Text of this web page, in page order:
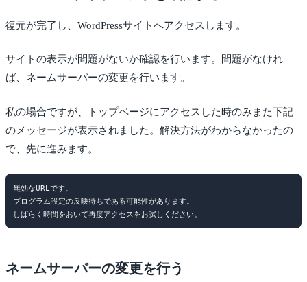
復元が完了し、WordPressサイトへアクセスします。
サイトの表示が問題がないか確認を行います。問題がなけれ
ば、ネームサーバーの変更を行います。
私の場合ですが、トップページにアクセスした時のみまた下記
のメッセージが表示されました。解決方法がわからなかったの
で、先に進みます。
無効なURLです。
プログラム設定の反映待ちである可能性があります。
ネームサーバーの変更を行う